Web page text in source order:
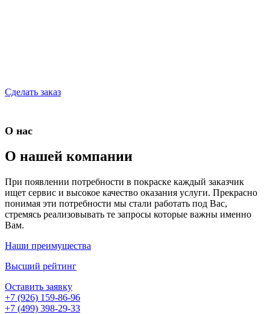
Сделать заказ
О нас
О нашей компании
При появлении потребности в покраске каждый заказчик
ищет сервис и высокое качество оказания услуги. Прекрасно
понимая эти потребности мы стали работать под Вас,
стремясь реализовывать те запросы которые важны именно
Вам.
Наши преимущества
Высший рейтинг
Оставить заявку
+7 (926) 159-86-96
+7 (499) 398-29-33